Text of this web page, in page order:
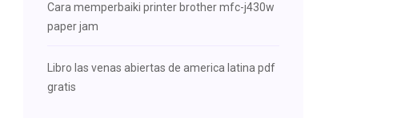
Cara memperbaiki printer brother mfc-j430w
paper jam
Libro las venas abiertas de america latina pdf
gratis